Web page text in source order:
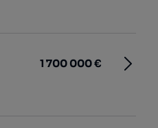
1 700 000 €